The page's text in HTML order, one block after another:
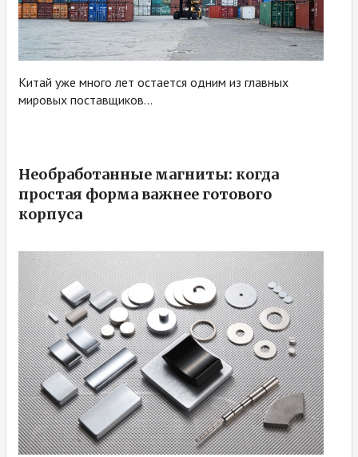
Китай уже много лет остается одним из главных
мировых поставщиков...
Необработанные магниты: когда
простая форма важнее готового
корпуса